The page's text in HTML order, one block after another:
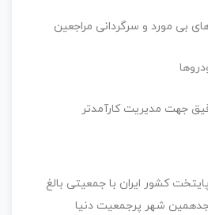
بی مورد و سرگردانی مراجعین
جهت مدیریت کارآمدتر
کشور ایران با جمعیتی بالغ
شهر پرجمعیت دنیا